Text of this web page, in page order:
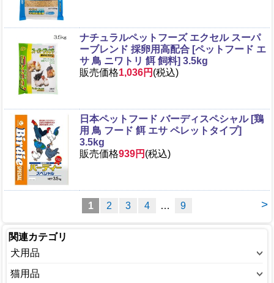
ナチュラルペットフーズ エクセル スーパ
ーブレンド 採卵用高配合 [ペットフード エ
サ 鳥 ニワトリ 餌 飼料] 3.5kg
販売価格1,036円 (税込)
日本ペットフード バーディスペシャル [鶏
用 鳥 フード 餌 エサ ペレットタイプ]
3.5kg
販売価格939円 (税込)
>
1 2 3 4 … 9
関連カテゴリ
犬用品
ウェアー(犬)
猫用品